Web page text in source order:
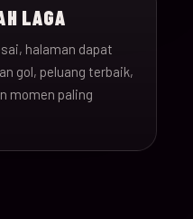
Argentina v Algeria
Austria v Jordan
LAGA
halaman dapat
gol, peluang terbaik,
momen paling